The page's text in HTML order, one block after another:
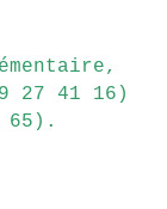
27 41 16)
65).